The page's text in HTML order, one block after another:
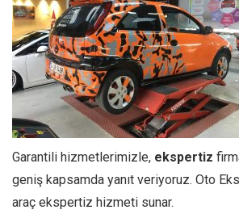
Garantili hizmetlerimizle, ekspertiz
geniş kapsamda yanıt veriyoruz. Oto
araç ekspertiz hizmeti sunar.